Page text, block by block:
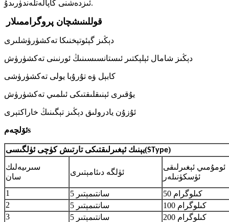
ئىزدەشنى كاپالەتلەندۈرىدۇ.
قوللىنىشچان پروگراممىلار
دېڭىز گېئوتېخنىكا تەكشۈرۈشلىرى
دېڭىز شامال ئېلېكتىر ئىستانسىسىنىڭ ئورنىنى تەكشۈرۈش
كابېل ۋە تۇرۇبا يولى تەكشۈرۈشى
يۇقىرى ئېنىقلىقتىكى ئىلمىي تەكشۈرۈش
ئۇزۇن يادرولىق دېڭىز تېگىنىڭ خاراكتېرى
ئۆلچەمs
يېنىك ئېغىرلىقتىكى تارتىش كۈچى ئۈلگىسى(SType)
سىرىيەلىك
سان
ئۈلگە دىئامېتىرى
ئومۇمىي ئېغىرلىقى
ئۈسكۈنىلەر
1
5 سانتىمېتىر
50 كىلوگرام
2
5 سانتىمېتىر
100 كىلوگرام
3
5 سانتىمېتىر
200 كىلوگرام